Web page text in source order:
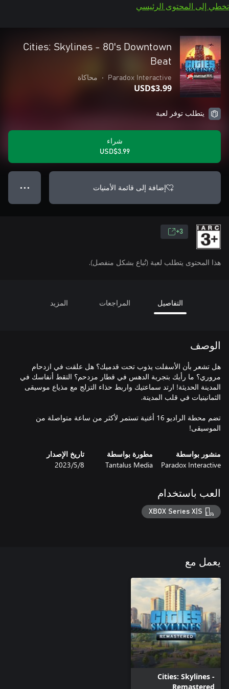
تخطي إلى المحتوى الرئيسي
Cities: Skylines - 80's Downtown
Beat
Paradox Interactive
• محاكاة
USD$3.99
يتطلب توفر لعبة
شراء
USD$3.99
إضافة إلى قائمة الأمنيات ● ● ●
3+
هذا المحتوى يتطلب لعبة (تُباع بشكل منفصل).
التفاصيل المراجعات المزيد
الوصف
هل تشعر بأن الأسفلت يذوب تحت قدميك؟ هل علقت في ازدحام
مروري؟ ما رأيك بتجربة الدهس في قطار مزدحم؟ التقط أنفاسك في
المدينة الحديثة! ارتد سماعتيك واربط حذاء التزلج مع مذياع موسيقى
تضم محطة الراديو 16 أغنية تستمر لأكثر من ساعة متواصلة من
الموسيقى!
منشور بواسطة
Paradox Interactive
مطورة بواسطة
Tantalus Media
تاريخ الإصدار
8‏/5‏/2023
العب باستخدام
XBOX Series X|S
يعمل مع
Cities: Skylines -
Remastered